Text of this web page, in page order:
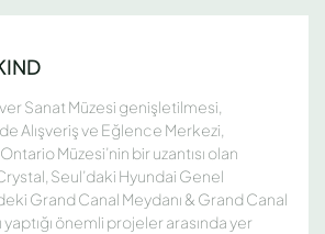
Sanat Müzesi genişletilmesi,
Alışveriş ve Eğlence Merkezi,
Müzesi’nin bir uzantısı olan
Seul’daki Hyundai Genel
Grand Canal Meydanı & Grand Canal
yaptığı önemli projeler arasında yer